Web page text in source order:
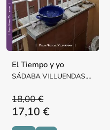
El Tiempo y yo
SÁDABA VILLUENDAS,
18,00 €
17,10 €